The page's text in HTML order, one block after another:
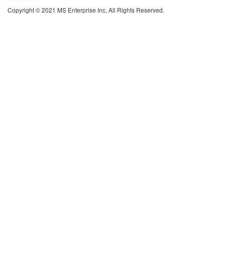
Copyright © 2021 MS Enterprise Inc, All Rights Reserved.